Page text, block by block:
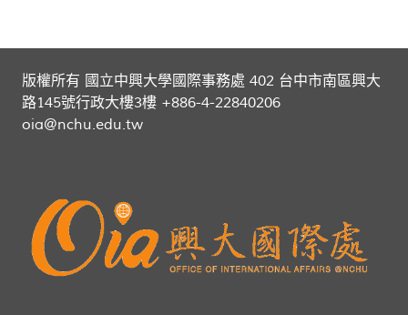
版權所有 國立中興大學國際事務處 402 台中市南區興大
路145號行政大樓3樓 +886-4-22840206
oia@nchu.edu.tw